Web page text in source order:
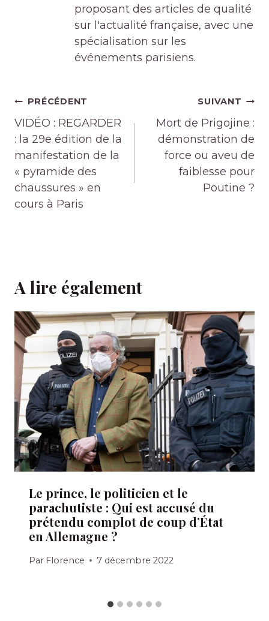
proposant des articles de qualité
sur l'actualité française, avec une
spécialisation sur les
événements parisiens.
Navigation
de
l’article
PRÉCÉDENT
VIDÉO : REGARDER
: la 29e édition de la
manifestation de la
« pyramide des
chaussures » en
cours à Paris
SUIVANT
Mort de Prigojine :
démonstration de
force ou aveu de
faiblesse pour
Poutine ?
A lire également
Le prince, le politicien et le
parachutiste : Qui est accusé du
prétendu complot de coup d’État
en Allemagne ?
Par Florence 7 décembre 2022